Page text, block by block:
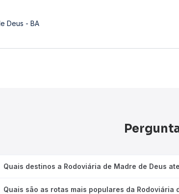
Deus - BA
Quais destinos a Rodoviária de Madre de Deus
Quais são as rotas mais populares da Rodoviária